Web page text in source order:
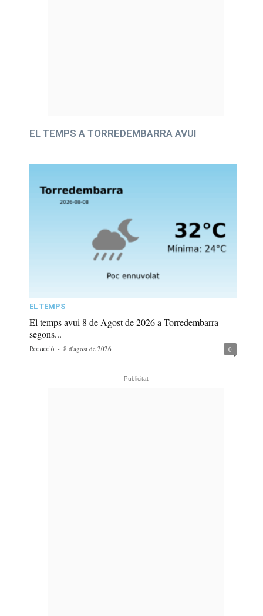
EL TEMPS A TORREDEMBARRA AVUI
EL TEMPS
El temps avui 8 de Agost de 2026 a Torredembarra
segons...
Redacció - 8 d'agost de 2026 0
- Publicitat -